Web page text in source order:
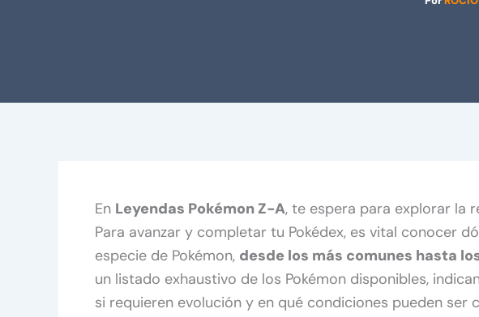
En Leyendas Pokémon Z-A, te espera para explorar la
Para avanzar y completar tu Pokédex, es vital conocer
especie de Pokémon, desde los más comunes hasta
un listado exhaustivo de los Pokémon disponibles,
si requieren evolución y en qué condiciones pueden ser